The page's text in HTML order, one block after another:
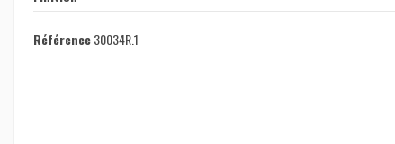
Référence30034R.1